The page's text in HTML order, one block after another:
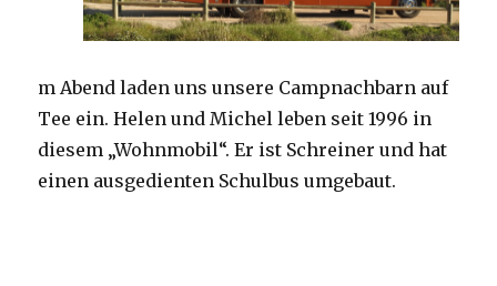
m Abend laden uns unsere Campnachbarn auf
Tee ein. Helen und Michel leben seit 1996 in
diesem „Wohnmobil“. Er ist Schreiner und hat
einen ausgedienten Schulbus umgebaut.